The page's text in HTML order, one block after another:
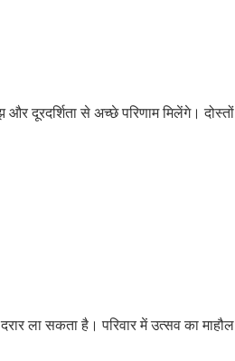
दूरदर्शिता से अच्छे परिणाम मिलेंगे। दोस्तों
ला सकता है। परिवार में उत्सव का माहौल